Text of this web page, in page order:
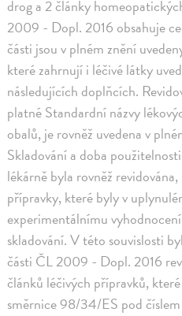
drog a 2 články
2009 - Dopl. 2016 obsahuje
části jsou v plném znění
které zahrnují i léčivé látky
následujících doplňcích.
platné Standardní názvy
obalů, je rovněž uvedena v
Skladování a doba
lékárně byla rovněž
přípravky, které byly v
experimentálnímu
skladování. V této souvislosti
části ČL 2009 - Dopl. 2016
článků léčivých přípravků,
směrnice 98/34/ES pod